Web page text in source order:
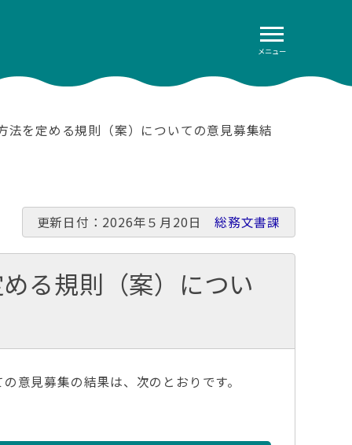
メニュー
を定める規則（案）についての意見募集結
更新日付：2026年５月20日総務文書課
る規則（案）につい
意見募集の結果は、次のとおりです。